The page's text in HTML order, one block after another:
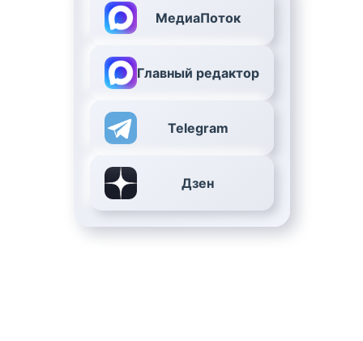
МедиаПоток
Главный редактор
Telegram
Дзен